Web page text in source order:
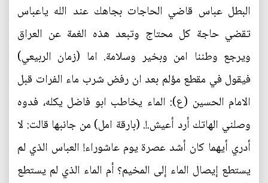
البطل عباس قاضي الحاجات بجاهك عند الله ياعباس
تقضي حاجة كل محتاج وتبعد هذه الغمة عن العراق
ويرجع وطننا امن وبخير وسلامة. اما (زمان الربيعي)
فيقول في مقطع مؤلم بعد ان رفض شرب ماء الفرات قبل
الامام الحسين (ع):‏ الماء يخاطب ابو فاضل يكله، فدوه
وصلني الهاتك أرد أعيش.!. (بارقة امل) من جانبها قالت: لا
أدري أيهما كان أشد عصرة يوم عاشوراء! العباس الذي لم
يستطع إيصال الماء إلى المخيم؟ أم الماء الذي لم يستطع